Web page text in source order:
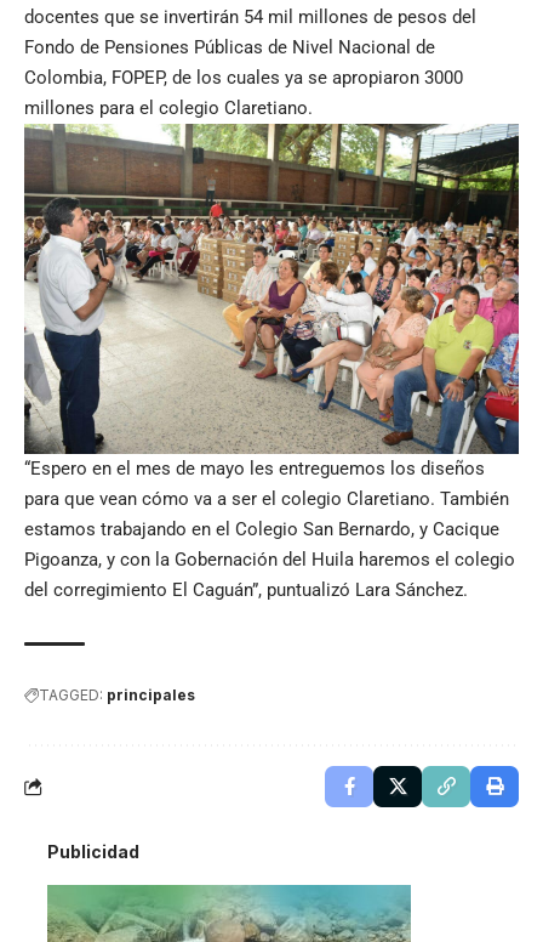
docentes que se invertirán 54 mil millones de pesos del
Fondo de Pensiones Públicas de Nivel Nacional de
Colombia, FOPEP, de los cuales ya se apropiaron 3000
millones para el colegio Claretiano.
“Espero en el mes de mayo les entreguemos los diseños
para que vean cómo va a ser el colegio Claretiano. También
estamos trabajando en el Colegio San Bernardo, y Cacique
Pigoanza, y con la Gobernación del Huila haremos el colegio
del corregimiento El Caguán”, puntualizó Lara Sánchez.
TAGGED: principales
Publicidad